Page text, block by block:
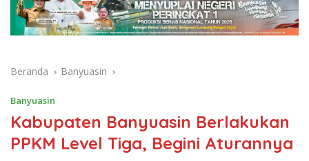
Beranda Banyuasin
Banyuasin
Kabupaten Banyuasin Berlakukan
PPKM Level Tiga, Begini Aturannya